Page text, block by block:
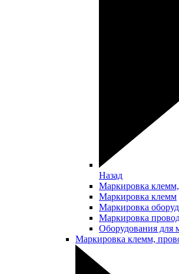
Назад
Маркировка
Маркировка клемм
Маркировка
Маркировка
Оборудования для
Маркировка клемм,